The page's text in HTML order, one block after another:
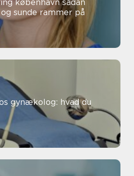
sådan
sunde rammer på
gynækolog: hvad du